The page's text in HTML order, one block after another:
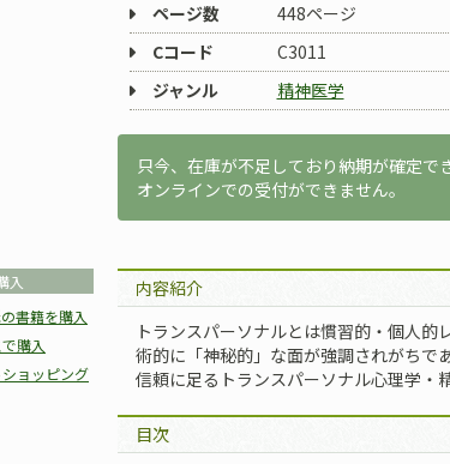
ページ数
448ページ
Cコード
C3011
ジャンル
精神医学
只今、在庫が不足しており納期が確定で
オンラインでの受付ができません。
入
書籍を購入
購入
ョッピング
内容紹介
トランスパーソナルとは慣習的・個人的
術的に「神秘的」な面が強調されがちで
信頼に足るトランスパーソナル心理学・
目次